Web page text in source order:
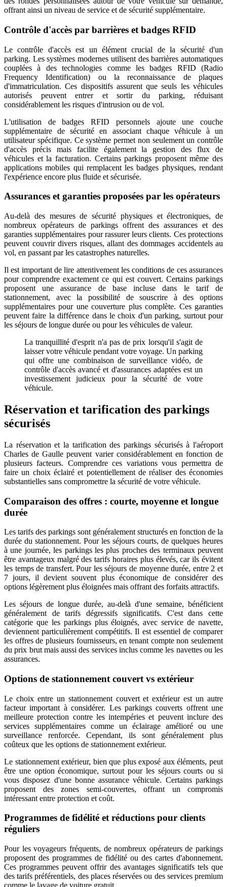
offrant ainsi un niveau de service et de sécurité supplémentaire.
Contrôle d'accès par barrières et badges RFID
Le contrôle d'accès est un élément crucial de la sécurité d'un
parking. Les systèmes modernes utilisent des barrières automatiques
couplées à des technologies comme les badges RFID (Radio
Frequency Identification) ou la reconnaissance de plaques
d'immatriculation. Ces dispositifs assurent que seuls les véhicules
autorisés peuvent entrer et sortir du parking, réduisant
considérablement les risques d'intrusion ou de vol.
L'utilisation de badges RFID personnels ajoute une couche
supplémentaire de sécurité en associant chaque véhicule à un
utilisateur spécifique. Ce système permet non seulement un contrôle
d'accès précis mais facilite également la gestion des flux de
véhicules et la facturation. Certains parkings proposent même des
applications mobiles qui remplacent les badges physiques, rendant
l'expérience encore plus fluide et sécurisée.
Assurances et garanties proposées par les opérateurs
Au-delà des mesures de sécurité physiques et électroniques, de
nombreux opérateurs de parkings offrent des assurances et des
garanties supplémentaires pour rassurer leurs clients. Ces protections
peuvent couvrir divers risques, allant des dommages accidentels au
vol, en passant par les catastrophes naturelles.
Il est important de lire attentivement les conditions de ces assurances
pour comprendre exactement ce qui est couvert. Certains parkings
proposent une assurance de base incluse dans le tarif de
stationnement, avec la possibilité de souscrire à des options
supplémentaires pour une couverture plus complète. Ces garanties
peuvent faire la différence dans le choix d'un parking, surtout pour
les séjours de longue durée ou pour les véhicules de valeur.
La tranquillité d'esprit n'a pas de prix lorsqu'il s'agit de
laisser votre véhicule pendant votre voyage. Un parking
qui offre une combinaison de surveillance vidéo, de
contrôle d'accès avancé et d'assurances adaptées est un
investissement judicieux pour la sécurité de votre
véhicule.
Réservation et tarification des parkings
sécurisés
La réservation et la tarification des parkings sécurisés à l'aéroport
Charles de Gaulle peuvent varier considérablement en fonction de
plusieurs facteurs. Comprendre ces variations vous permettra de
faire un choix éclairé et potentiellement de réaliser des économies
substantielles sans compromettre la sécurité de votre véhicule.
Comparaison des offres : courte, moyenne et longue
durée
Les tarifs des parkings sont généralement structurés en fonction de la
durée du stationnement. Pour les séjours courts, de quelques heures
à une journée, les parkings les plus proches des terminaux peuvent
être avantageux malgré des tarifs horaires plus élevés, car ils évitent
les temps de transfert. Pour les séjours de moyenne durée, entre 2 et
7 jours, il devient souvent plus économique de considérer des
options légèrement plus éloignées mais offrant des forfaits attractifs.
Les séjours de longue durée, au-delà d'une semaine, bénéficient
généralement de tarifs dégressifs significatifs. C'est dans cette
catégorie que les parkings plus éloignés, avec service de navette,
deviennent particulièrement compétitifs. Il est essentiel de comparer
les offres de plusieurs fournisseurs, en tenant compte non seulement
du prix brut mais aussi des services inclus comme les navettes ou les
assurances.
Options de stationnement couvert vs extérieur
Le choix entre un stationnement couvert et extérieur est un autre
facteur important à considérer. Les parkings couverts offrent une
meilleure protection contre les intempéries et peuvent inclure des
services supplémentaires comme un éclairage amélioré ou une
surveillance renforcée. Cependant, ils sont généralement plus
coûteux que les options de stationnement extérieur.
Le stationnement extérieur, bien que plus exposé aux éléments, peut
être une option économique, surtout pour les séjours courts ou si
vous disposez d'une bonne assurance véhicule. Certains parkings
proposent des zones semi-couvertes, offrant un compromis
intéressant entre protection et coût.
Programmes de fidélité et réductions pour clients
réguliers
Pour les voyageurs fréquents, de nombreux opérateurs de parkings
proposent des programmes de fidélité ou des cartes d'abonnement.
Ces programmes peuvent offrir des avantages significatifs tels que
des tarifs préférentiels, des places réservées ou des services premium